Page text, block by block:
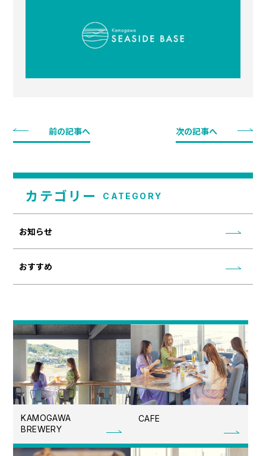
前の記事へ 次の記事へ
カテゴリー CATEGORY
お知らせ
おすすめ
KAMOGAWA
BREWERY
CAFE